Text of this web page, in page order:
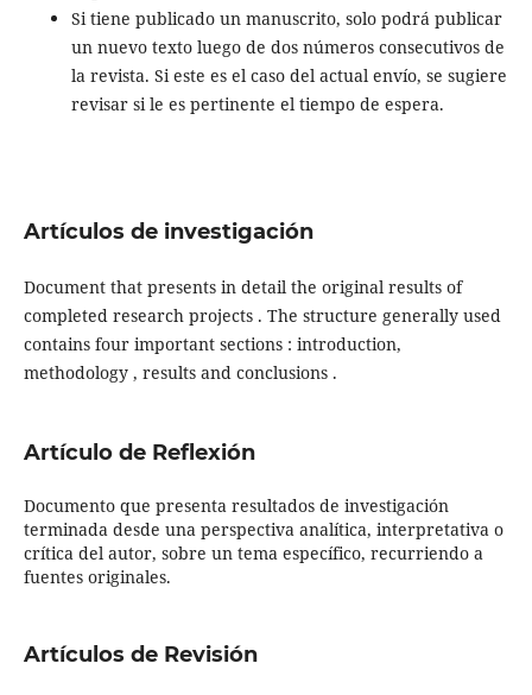
Si tiene publicado un manuscrito, solo podrá publicar
un nuevo texto luego de dos números consecutivos de
la revista. Si este es el caso del actual envío, se sugiere
revisar si le es pertinente el tiempo de espera.
Artículos de investigación
Document that presents in detail the original results of
completed research projects . The structure generally used
contains four important sections : introduction,
methodology , results and conclusions .
Artículo de Reflexión
Documento que presenta resultados de investigación
terminada desde una perspectiva analítica, interpretativa o
crítica del autor, sobre un tema específico, recurriendo a
fuentes originales.
Artículos de Revisión